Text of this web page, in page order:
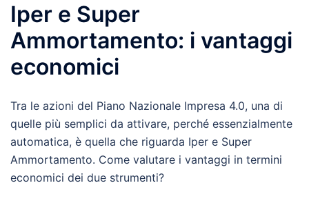
Iper e Super
Ammortamento: i vantaggi
economici
Tra le azioni del Piano Nazionale Impresa 4.0, una di
quelle più semplici da attivare, perché essenzialmente
automatica, è quella che riguarda Iper e Super
Ammortamento. Come valutare i vantaggi in termini
economici dei due strumenti?